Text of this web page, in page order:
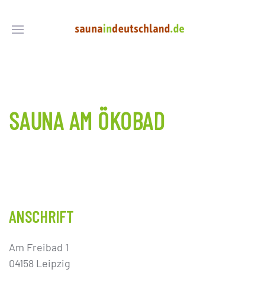
SAUNA AM ÖKOBAD
ANSCHRIFT
Am Freibad 1
04158 Leipzig